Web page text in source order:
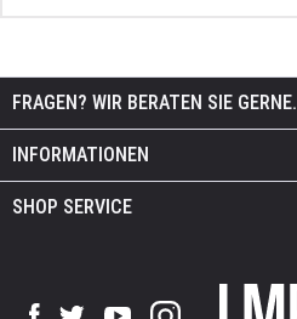
FRAGEN? WIR BERATEN SIE GERNE.
INFORMATIONEN
SHOP SERVICE